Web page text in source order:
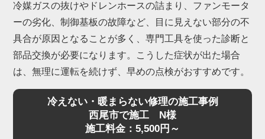
冷媒ガスの抜けやドレンホースの詰まり、ファンモータ
ーの劣化、制御基板の故障など、目に見えない部分の不
具合が原因となることが多く、専門工具を使った診断と
部品交換が必要になります。こうした症状が出た場合
は、無理に運転を続けず、早めの点検がおすすめです。
冷えない・暖まらない修理の施工事例
西尾市で施工 N様
施工料金：5,500円～